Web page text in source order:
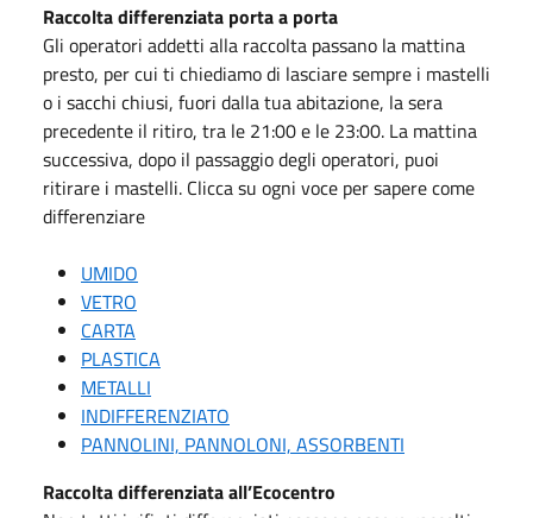
Raccolta differenziata porta a porta
Gli operatori addetti alla raccolta passano la mattina
presto, per cui ti chiediamo di lasciare sempre i mastelli
o i sacchi chiusi, fuori dalla tua abitazione, la sera
precedente il ritiro, tra le 21:00 e le 23:00. La mattina
successiva, dopo il passaggio degli operatori, puoi
ritirare i mastelli. Clicca su ogni voce per sapere come
differenziare
UMIDO
VETRO
CARTA
PLASTICA
METALLI
INDIFFERENZIATO
PANNOLINI, PANNOLONI, ASSORBENTI
Raccolta differenziata all’Ecocentro